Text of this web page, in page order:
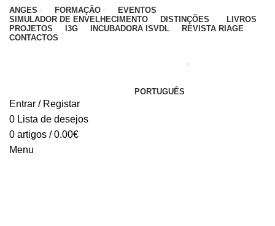
ANGES FORMAÇÃO
EVENTOS
SIMULADOR DE ENVELHECIMENTO
DISTINÇÕES
LIVROS
PROJETOS
I3G INCUBADORA ISVDL
REVISTA RIAGE
CONTACTOS
PORTUGUÊS
Entrar / Registar
0 Lista de desejos
0 artigos / 0.00€
Menu